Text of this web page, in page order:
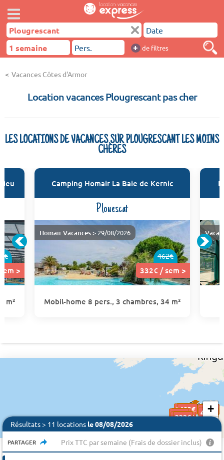
+ de filtres
Vacances Côtes d'Armor
Location vacances Plougrescant pas cher
LES LOCATIONS DE VACANCES SUR PLOUGRESCANT LES MOINS
CHÈRES
>
m²
Camping Homair La Baie de Kernic
Plouescat
462€
332€ / sem >
Homair Vacances> 29/08/2026
Mobil-home 8 pers., 3 chambres, 34 m²
450 €
1270 €
503€
332€ 445€
403€ 479€
332€
464€
403€
453€
457€
503€
332€ 445€
403€ 479€
332€
464€
403€
453€
457€
503€
+
Résultats > 11 locations le 08/08/2026
PARTAGER Prix TTC par semaine (Frais de dossier inclus)